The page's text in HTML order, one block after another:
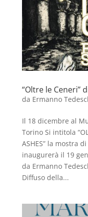
“Oltre le Ceneri”
da Ermanno
Il 18 dicembre al
Torino Si intitola
ASHES” la mostra
inaugurerà il 19
da Ermanno
Diffuso della...